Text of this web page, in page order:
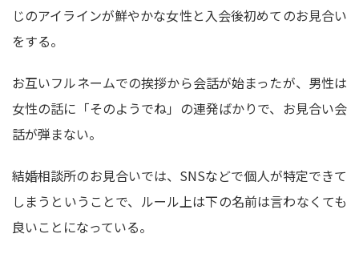
じのアイラインが鮮やかな女性と入会後初めてのお見合い
をする。
お互いフルネームでの挨拶から会話が始まったが、男性は
女性の話に「そのようでね」の連発ばかりで、お見合い会
話が弾まない。
結婚相談所のお見合いでは、SNSなどで個人が特定できて
しまうということで、ルール上は下の名前は言わなくても
良いことになっている。